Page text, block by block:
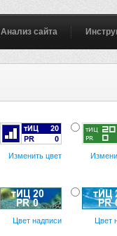
Анализ сайта
Изменить цвет
Цвет надписи Цвет